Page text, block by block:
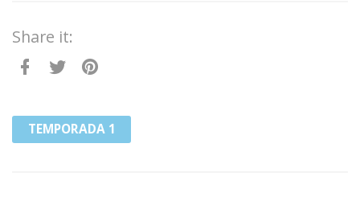
Share it:
TEMPORADA 1